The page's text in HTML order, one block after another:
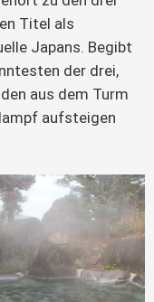
Titel als
Japans. Begibt
der drei,
aus dem Turm
aufsteigen